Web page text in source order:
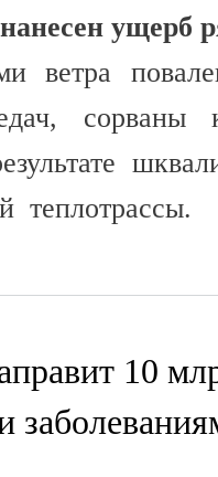
ущерб
ветра
сорваны
теплотрассы.
10